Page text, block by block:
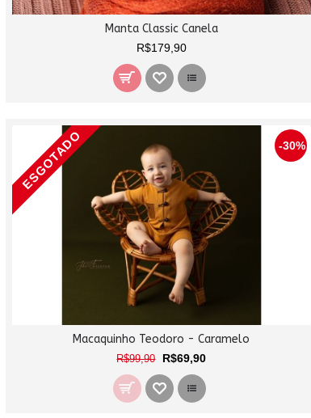
Manta Classic Canela
R$179,90
-30%
ESGOTADO
Macaquinho Teodoro - Caramelo
R$99,90 R$69,90